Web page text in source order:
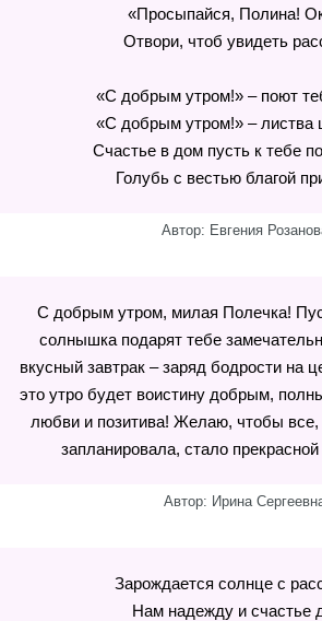
«Просыпайся, Полина!
Отвори, чтоб увидеть
«С добрым утром!» – поют
«С добрым утром!» – листва
Счастье в дом пусть к тебе
Голубь с вестью благой
Автор: Евгения
С добрым утром, милая Полечка!
солнышка подарят тебе
вкусный завтрак – заряд бодрости на
это утро будет воистину добрым,
любви и позитива! Желаю, чтобы все,
запланировала, стало
Автор: Ирина
Зарождается солнце с
Нам надежду и счастье